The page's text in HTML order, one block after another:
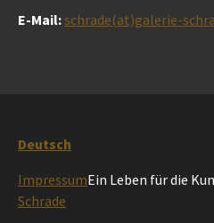
E-Mail:schrade(at)galerie-
Deutsch
ImpressumEin Leben für die
Schrade